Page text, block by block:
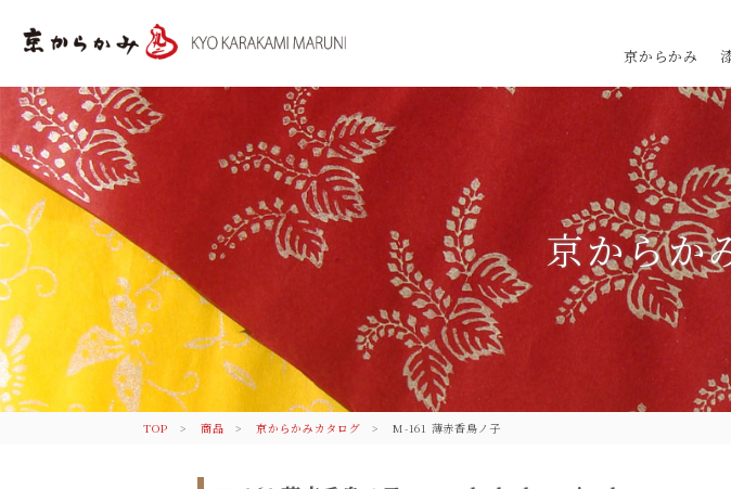
二
京からかみ
京からか
TOP 商品 京からかみカタログ M-161 薄赤香鳥ノ子